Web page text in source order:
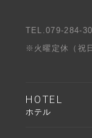
TEL.079-284-
※火曜定休（祝
HOTEL
ホテル